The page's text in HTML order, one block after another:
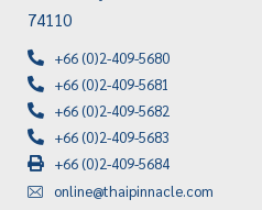
74110
+66 (0)2-409-5680
+66 (0)2-409-5681
+66 (0)2-409-5682
+66 (0)2-409-5683
+66 (0)2-409-5684
online@thaipinnacle.com